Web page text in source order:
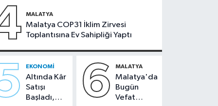
Bugün
Çekiliyor
2026
MALATYA
Malatya COP31 İklim Zirvesi
Toplantısına Ev Sahipliği Yaptı
EKONOMI
Altında Kâr
Satışı
Başladı,
6 MALATYA
Malatya'da
Bugün
Vefat